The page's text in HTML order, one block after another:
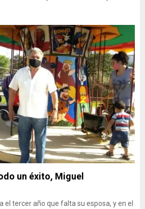
un éxito, Miguel
el tercer año que falta su esposa, y en el